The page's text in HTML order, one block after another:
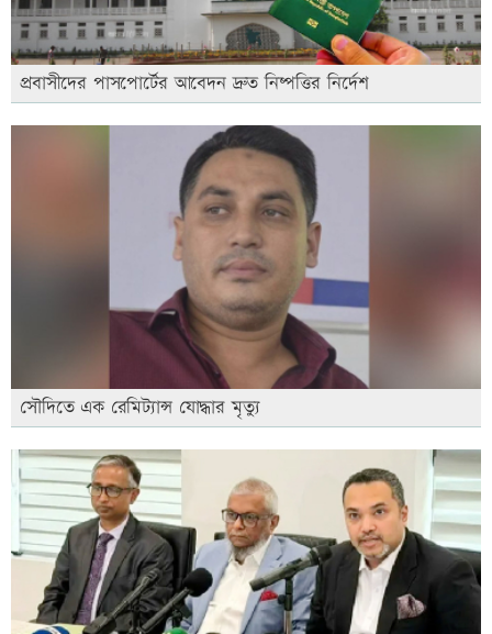
প্রবাসীদের পাসপোর্টের আবেদন দ্রুত নিষ্পত্তির নির্দেশ
সৌদিতে এক রেমিট্যান্স যোদ্ধার মৃত্যু